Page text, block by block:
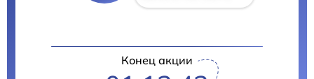
Конец акции